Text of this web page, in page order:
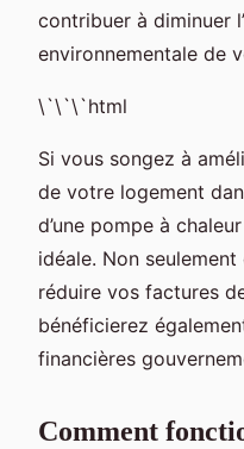
contribuer à diminuer
environnementale de
\`\`\`html
Si vous songez à
de votre logement
d’une pompe à
idéale. Non
réduire vos factures
bénéficierez
financières
Comment